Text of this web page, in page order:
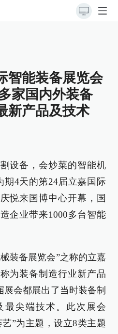
智能装备展览会
家国内外装备
新产品及技术
设备，会炒菜的智能机
4天的第24届立嘉国际
悦来国博中心开幕，国
企业带来1000多台智能
装备展览会”之称的立嘉
为装备制造行业新产品
展会都展出了当时装备制
最尖端技术。此次展会
”为主题，设立8类主题